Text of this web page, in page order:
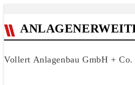
Vollert Anlagenbau GmbH +